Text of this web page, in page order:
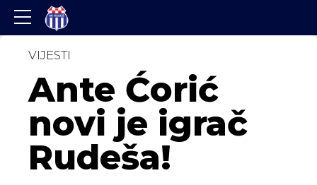
VIJESTI
Ante Ćorić
novi je igrač
Rudeša!